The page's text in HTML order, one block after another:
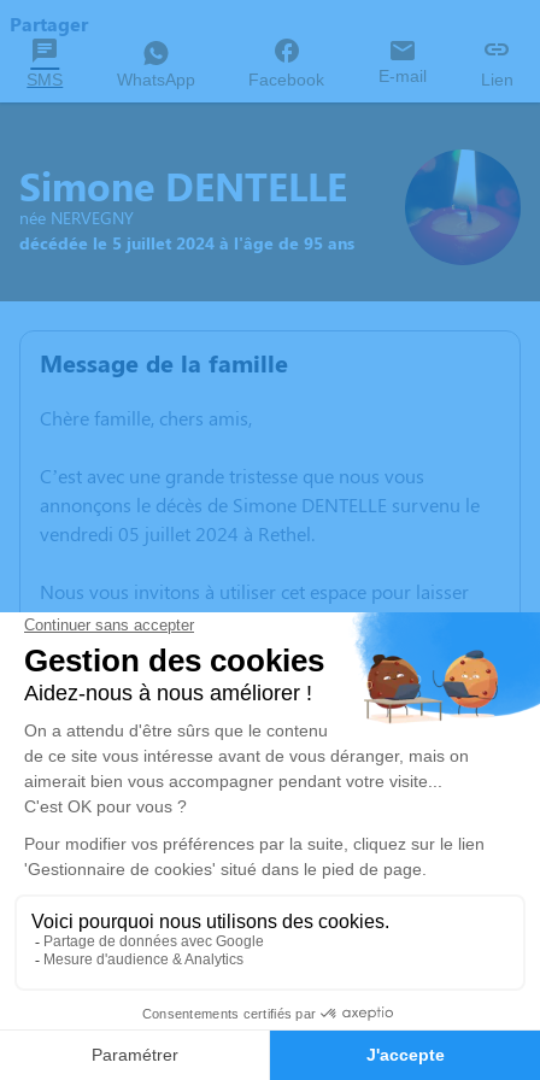
Faire-part Hommages
Partager
SMS WhatsApp Facebook E-mail Lien
Simone DENTELLE
née NERVEGNY
décédée le 5 juillet 2024 à l'âge de 95 ans
Message de la famille
Chère famille, chers amis,
C’est avec une grande tristesse que nous vous
annonçons le décès de Simone DENTELLE survenu le
vendredi 05 juillet 2024 à Rethel.
Nous vous invitons à utiliser cet espace pour laisser
vos condoléances, partager des photos souvenirs, une
anecdote ou exprimer vos pensées à travers des
poèmes ou des textes. Cet endroit est un lieu
d'expression dédié à honorer la mémoire de Simone
DENTELLE.
Un service de plantation d’arbre hommage est
disponible ici.
Je rends hommage
Cérémonie religieuse
Église Saint Benoit de Reims
27 rue Pontgivart